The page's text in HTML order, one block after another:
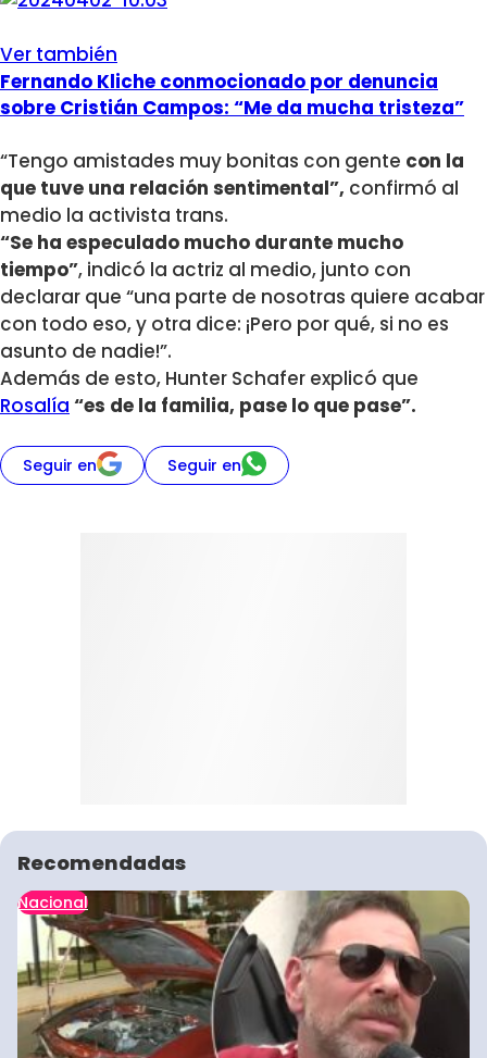
Ver también
Fernando Kliche conmocionado por denuncia
sobre Cristián Campos: “Me da mucha tristeza”
“Tengo amistades muy bonitas con gente con la
que tuve una relación sentimental”, confirmó al
medio la activista trans.
“Se ha especulado mucho durante mucho
tiempo”, indicó la actriz al medio, junto con
declarar que “una parte de nosotras quiere acabar
con todo eso, y otra dice: ¡Pero por qué, si no es
asunto de nadie!”.
Además de esto, Hunter Schafer explicó que
Rosalía “es de la familia, pase lo que pase”.
Seguir en Seguir en
Recomendadas
Nacional